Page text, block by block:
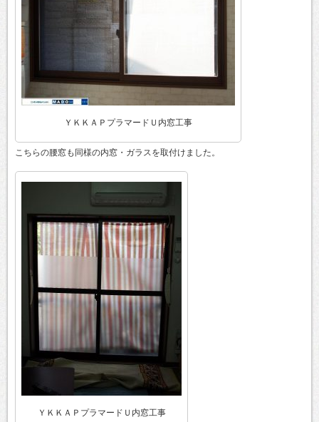
ＹＫＫＡＰプラマードＵ内窓工事
こちらの腰窓も同様の内窓・ガラスを取付けました。
ＹＫＫＡＰプラマードＵ内窓工事